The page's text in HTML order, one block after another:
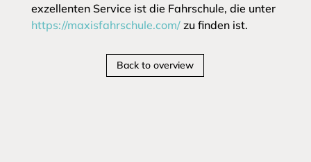
exzellenten Service ist die Fahrschule, die unter
https://maxisfahrschule.com/zu finden ist.
Back to overview